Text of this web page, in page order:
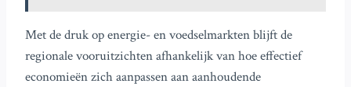
Met de druk op energie- en voedselmarkten blijft de
regionale vooruitzichten afhankelijk van hoe effectief
economieën zich aanpassen aan aanhoudende